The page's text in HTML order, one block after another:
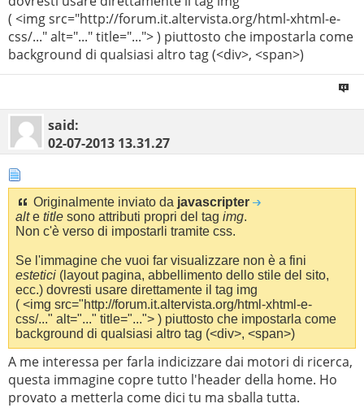
( <img src="http://forum.it.altervista.org/html-xhtml-e-
css/..." alt="..." title="..."> ) piuttosto che impostarla come
background di qualsiasi altro tag (<div>, <span>)
said:
02-07-2013 13.31.27
Originalmente inviato da javascripter
alte title sono attributi propri del tag img.
Non c'è verso di impostarli tramite css.
Se l'immagine che vuoi far visualizzare non è a fini
estetici (layout pagina, abbellimento dello stile del sito,
ecc.) dovresti usare direttamente il tag img
( <img src="http://forum.it.altervista.org/html-xhtml-e-
css/..." alt="..." title="..."> ) piuttosto che impostarla come
background di qualsiasi altro tag (<div>, <span>)
A me interessa per farla indicizzare dai motori di ricerca,
questa immagine copre tutto l'header della home. Ho
provato a metterla come dici tu ma sballa tutta.